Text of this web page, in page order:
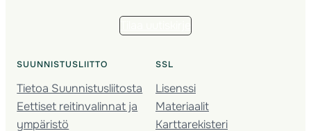
SUUNNISTUSLIITTO
Tietoa Suunnistusliitosta
Eettiset reitinvalinnat ja
ympäristö
SSL
Lisenssi
Materiaalit
Karttarekisteri